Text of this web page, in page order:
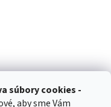
súbory cookies -
aby sme Vám